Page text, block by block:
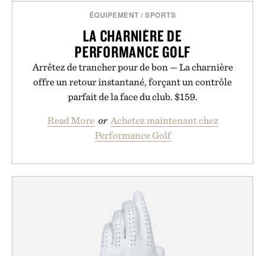
ÉQUIPEMENT /SPORTS
LA CHARNIÈRE DE
PERFORMANCE GOLF
Arrêtez de trancher pour de bon — La charnière
offre un retour instantané, forçant un contrôle
parfait de la face du club. $159.
Read More or Achetez maintenant chez
Performance Golf